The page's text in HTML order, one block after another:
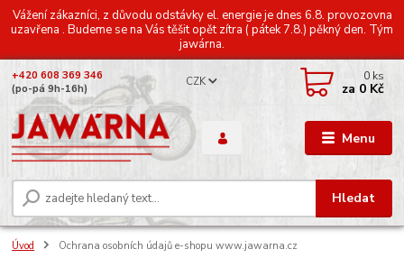
Vážení zákazníci, z důvodu odstávky el. energie je dnes 6.8. provozovna
uzavřena . Budeme se na Vás těšit opět zítra ( pátek 7.8.) pěkný den. Tým
jawárna.
Menu
CZK
Hledat
+420 608 369 346
(po-pá 9h-16h)
0 ks
za 0 Kč
Úvod Ochrana osobních údajů e-shopu www.jawarna.cz